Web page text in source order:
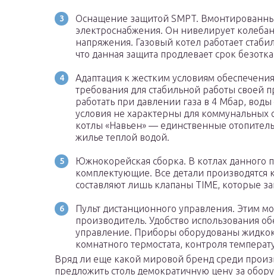
Оснащение защитой SMPT.
электроснабжения. Он нивелирует
напряжения. Газовый котел работает
что данная защита продлевает срок
Адаптация к жестким условиям
требования для стабильной работы своей
работать при давлении газа в 4 Мбар,
условия не характерны для коммунальных
котлы «Навьен» — единственные
жилье теплой водой.
Южнокорейская сборка. В котлах данного
комплектующие. Все детали производятся
составляют лишь клапаны TIME, которые
Пульт дистанционного управления. Этим
производитель. Удобство использования
управление. Приборы оборудованы
комнатного термостата, контроля
Вряд ли еще какой мировой бренд среди
предложить столь демократичную цену за